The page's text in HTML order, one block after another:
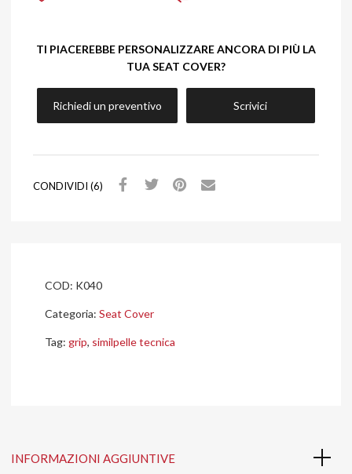
TI PIACEREBBE PERSONALIZZARE ANCORA DI PIÙ LA
TUA SEAT COVER?
Richiedi un preventivo Scrivici
CONDIVIDI (6)
COD: K040
Categoria: Seat Cover
Tag: grip, similpelle tecnica
INFORMAZIONI AGGIUNTIVE